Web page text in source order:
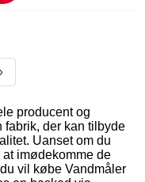
producent og
fabrik, der kan tilbyde
Uanset om du
at imødekomme de
vil købe Vandmåler